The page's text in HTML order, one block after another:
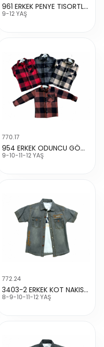
961 ERKEK PENYE TISORTLU GOMLEK
9-12 YAŞ
770.17
954 ERKEK ODUNCU GÖMLEĞİ
9-10-11-12 YAŞ
772.24
3403-2 ERKEK KOT NAKISLI GOMLEK
8-9-10-11-12 YAŞ